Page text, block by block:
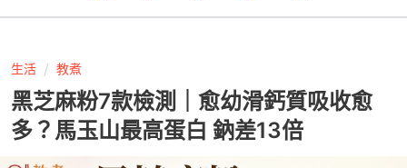
生活 教煮
黑芝麻粉7款檢測｜愈幼滑鈣質吸收愈
多？馬玉山最高蛋白 鈉差13倍